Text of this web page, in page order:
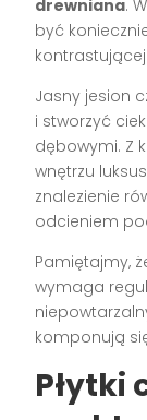
drewniana.
być
Jasny jesion
i stworzyć
dębowymi. Z
wnętrzu
znalezienie
odcieniem
Pamiętajmy,
wymaga
komponują
Płytki